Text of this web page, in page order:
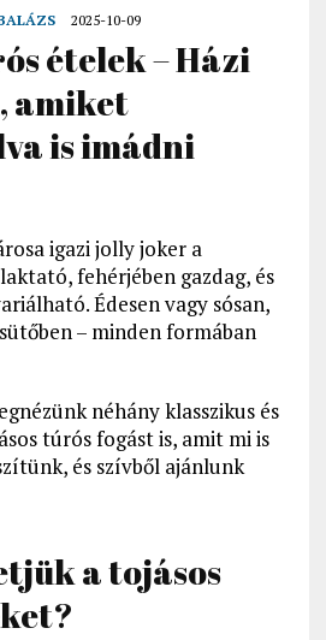
2025-10-09
ételek – Házi
amiket
is imádni
igazi jolly joker a
fehérjében gazdag, és
Édesen vagy sósan,
– minden formában
néhány klasszikus és
túrós fogást is, amit mi is
és szívből ajánlunk
a tojásos